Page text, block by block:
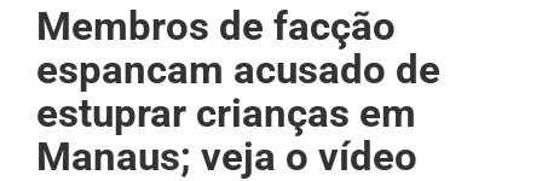
Membros de facção
espancam acusado de
estuprar crianças em
Manaus; veja o vídeo